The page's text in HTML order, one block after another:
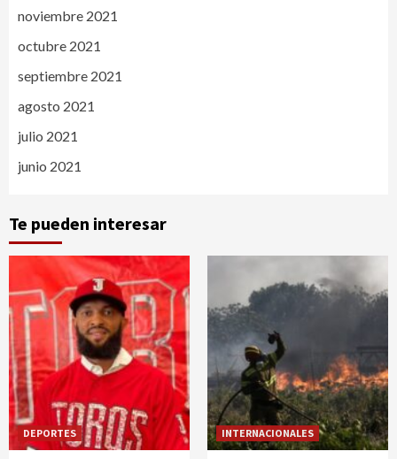
noviembre 2021
octubre 2021
septiembre 2021
agosto 2021
julio 2021
junio 2021
Te pueden interesar
DEPORTES INTERNACIONALES